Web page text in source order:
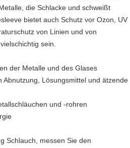
die Schlacke und schweißt
bietet auch Schutz vor Ozon, UV
von Linien und von
sein.
der Metalle und des Glases
Lösungsmittel und ätzende
und -rohren
Schlauch, messen Sie den